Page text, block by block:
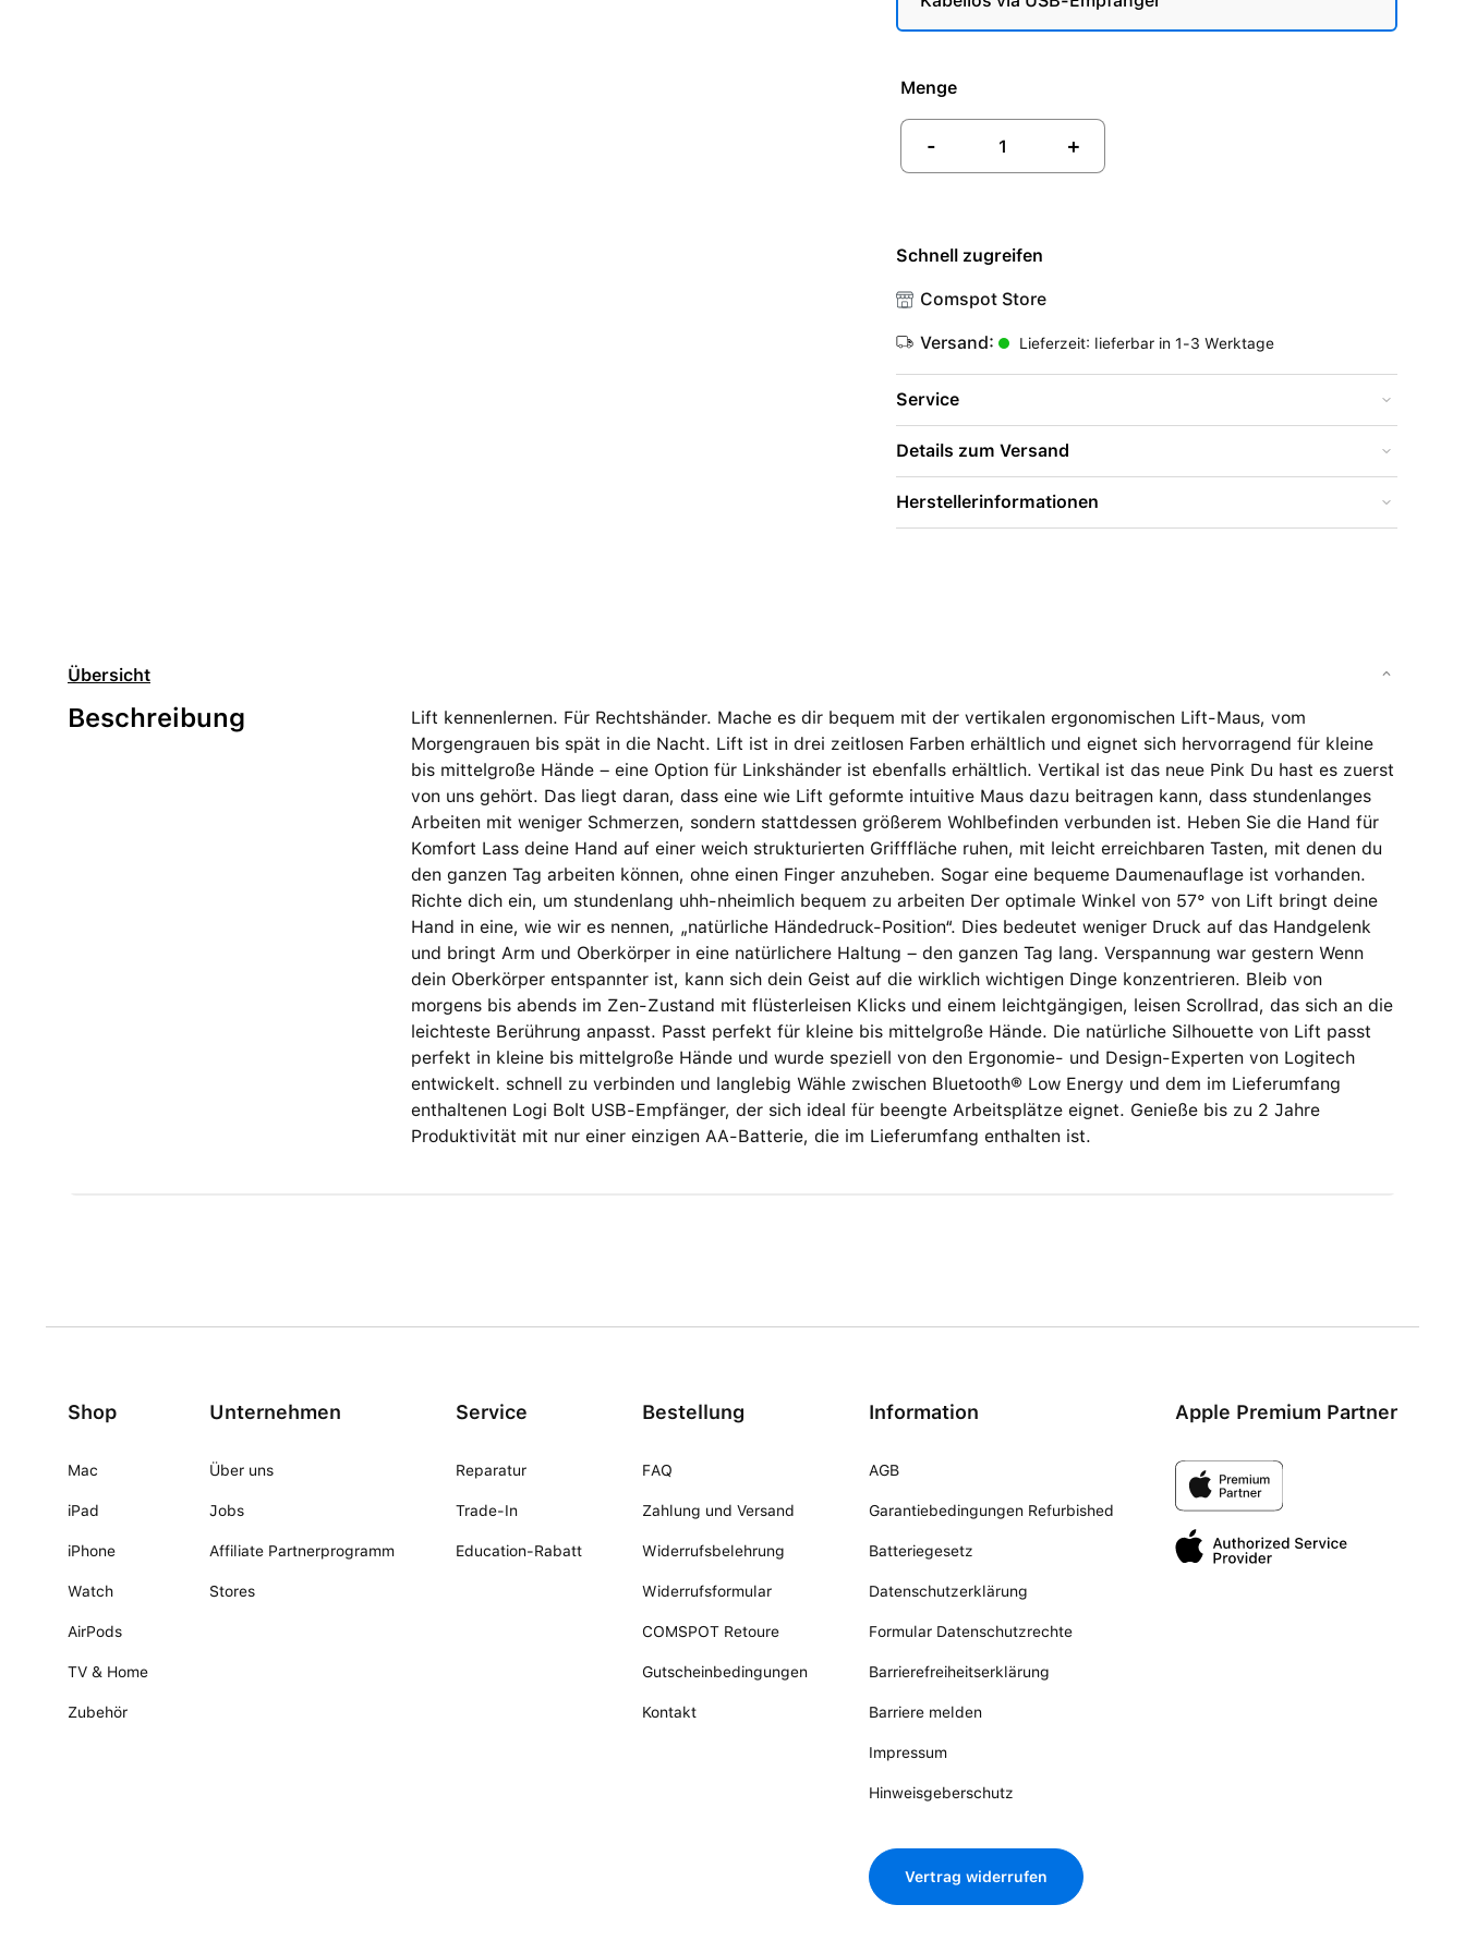
Menge
- +
Schnell zugreifen
Comspot Store
Versand: Lieferzeit: lieferbar in 1-3 Werktage
Service
Details zum Versand
Herstellerinformationen
Übersicht
Beschreibung
Lift kennenlernen. Für Rechtshänder. Mache es dir bequem mit der vertikalen ergonomischen Lift-Maus, vom
Morgengrauen bis spät in die Nacht. Lift ist in drei zeitlosen Farben erhältlich und eignet sich hervorragend für kleine
bis mittelgroße Hände – eine Option für Linkshänder ist ebenfalls erhältlich. Vertikal ist das neue Pink Du hast es zuerst
von uns gehört. Das liegt daran, dass eine wie Lift geformte intuitive Maus dazu beitragen kann, dass stundenlanges
Arbeiten mit weniger Schmerzen, sondern stattdessen größerem Wohlbefinden verbunden ist. Heben Sie die Hand für
Komfort Lass deine Hand auf einer weich strukturierten Grifffläche ruhen, mit leicht erreichbaren Tasten, mit denen du
den ganzen Tag arbeiten können, ohne einen Finger anzuheben. Sogar eine bequeme Daumenauflage ist vorhanden.
Richte dich ein, um stundenlang uhh-nheimlich bequem zu arbeiten Der optimale Winkel von 57° von Lift bringt deine
Hand in eine, wie wir es nennen, „natürliche Händedruck-Position“. Dies bedeutet weniger Druck auf das Handgelenk
und bringt Arm und Oberkörper in eine natürlichere Haltung – den ganzen Tag lang. Verspannung war gestern Wenn
dein Oberkörper entspannter ist, kann sich dein Geist auf die wirklich wichtigen Dinge konzentrieren. Bleib von
morgens bis abends im Zen-Zustand mit flüsterleisen Klicks und einem leichtgängigen, leisen Scrollrad, das sich an die
leichteste Berührung anpasst. Passt perfekt für kleine bis mittelgroße Hände. Die natürliche Silhouette von Lift passt
perfekt in kleine bis mittelgroße Hände und wurde speziell von den Ergonomie- und Design-Experten von Logitech
entwickelt. schnell zu verbinden und langlebig Wähle zwischen Bluetooth® Low Energy und dem im Lieferumfang
enthaltenen Logi Bolt USB-Empfänger, der sich ideal für beengte Arbeitsplätze eignet. Genieße bis zu 2 Jahre
Produktivität mit nur einer einzigen AA-Batterie, die im Lieferumfang enthalten ist.
Shop
Mac
iPad
iPhone
Watch
AirPods
TV & Home
Zubehör
Unternehmen
Über uns
Jobs
Affiliate Partnerprogramm
Stores
Service
Reparatur
Trade-In
Education-Rabatt
Bestellung
FAQ
Zahlung und Versand
Widerrufsbelehrung
Widerrufsformular
COMSPOT Retoure
Gutscheinbedingungen
Kontakt
Information
AGB
Garantiebedingungen Refurbished
Batteriegesetz
Datenschutzerklärung
Formular Datenschutzrechte
Barrierefreiheitserklärung
Barriere melden
Impressum
Hinweisgeberschutz
Vertrag widerrufen
Apple Premium Partner